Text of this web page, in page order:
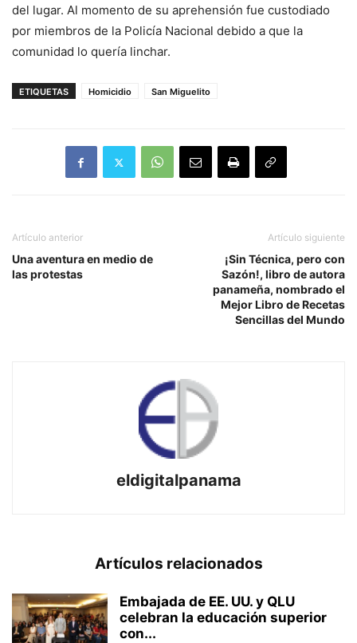
del lugar. Al momento de su aprehensión fue custodiado
por miembros de la Policía Nacional debido a que la
comunidad lo quería linchar.
ETIQUETAS Homicidio San Miguelito
Artículo anterior
Una aventura en medio de
las protestas
Artículo siguiente
¡Sin Técnica, pero con
Sazón!, libro de autora
panameña, nombrado el
Mejor Libro de Recetas
Sencillas del Mundo
eldigitalpanama
Artículos relacionados
Embajada de EE. UU. y QLU
celebran la educación superior
con...